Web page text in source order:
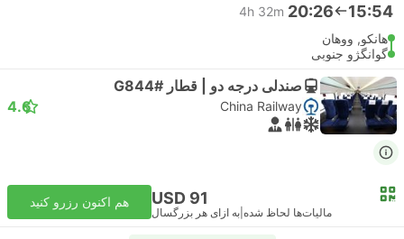
15:54
20:26
4h 32m
هانکو, ووهان
گوانگژو جنوبی
صندلی درجه دو | قطار #G844
China Railway
4.6
USD 91
مالیات‌ها لحاظ شده به ازای هر بزرگسال
هم اکنون رزرو کنید